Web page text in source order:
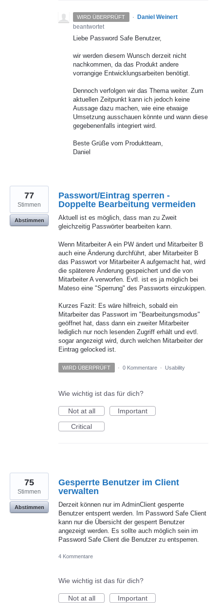
WIRD ÜBERPRÜFT · Daniel Weinert
beantwortet
Liebe Password Safe Benutzer,
wir werden diesem Wunsch derzeit nicht
nachkommen, da das Produkt andere
vorrangige Entwicklungsarbeiten benötigt.
Dennoch verfolgen wir das Thema weiter. Zum
aktuellen Zeitpunkt kann ich jedoch keine
Aussage dazu machen, wie eine etwaige
Umsetzung ausschauen könnte und wann diese
gegebenenfalls integriert wird.
Beste Grüße vom Produktteam,
Daniel
Passwort/Eintrag sperren -
Doppelte Bearbeitung vermeiden
Aktuell ist es möglich, dass man zu Zweit
gleichzeitig Passwörter bearbeiten kann.
Wenn Mitarbeiter A ein PW ändert und Mitarbeiter B
auch eine Änderung durchführt, aber Mitarbeiter B
das Passwort vor Mitarbeiter A aufgemacht hat, wird
die späterere Änderung gespeichert und die von
Mitarbeiter A verworfen. Evtl. ist es ja möglich bei
Mateso eine "Sperrung" des Passworts einzukippen.
Kurzes Fazit: Es wäre hilfreich, sobald ein
Mitarbeiter das Passwort im "Bearbeitungsmodus"
geöffnet hat, dass dann ein zweiter Mitarbeiter
lediglich nur noch lesenden Zugriff erhält und evtl.
sogar angezeigt wird, durch welchen Mitarbeiter der
Eintrag gelocked ist.
77
Stimmen
Abstimmen
WIRD ÜBERPRÜFT · 0 Kommentare · Usability
Wie wichtig ist das für dich?
Not at all
Important
Critical
Gesperrte Benutzer im Client
verwalten
Derzeit können nur im AdminClient gesperrte
Benutzer entsperrt werden. Im Password Safe Client
kann nur die Übersicht der gesperrt Benutzer
angezeigt werden. Es sollte auch möglich sein im
Password Safe Client die Benutzer zu entsperren.
75
Stimmen
Abstimmen
4 Kommentare
Wie wichtig ist das für dich?
Not at all
Important